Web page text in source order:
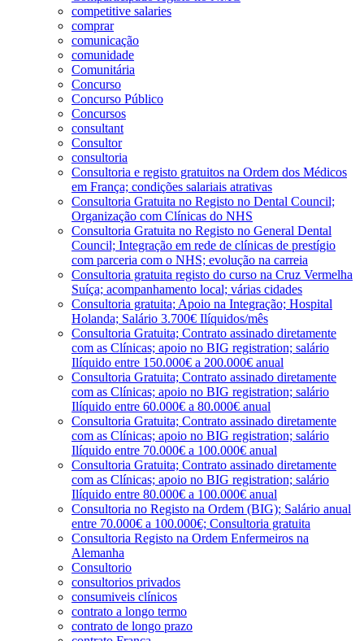
competitive salaries
comprar
comunicação
comunidade
Comunitária
Concurso
Concurso Público
Concursos
consultant
Consultor
consultoria
Consultoria e registo gratuitos na Ordem dos Médicos
em França; condições salariais atrativas
Consultoria Gratuita no Registo no Dental Council;
Organização com Clínicas do NHS
Consultoria Gratuita no Registo no General Dental
Council; Integração em rede de clínicas de prestígio
com parceria com o NHS; evolução na carreia
Consultoria gratuita registo do curso na Cruz Vermelha
Suíça; acompanhamento local; várias cidades
Consultoria gratuita; Apoio na Integração; Hospital
Holanda; Salário 3.700€ Ilíquidos/mês
Consultoria Gratuita; Contrato assinado diretamente
com as Clínicas; apoio no BIG registration; salário
Ilíquido entre 150.000€ a 200.000€ anual
Consultoria Gratuita; Contrato assinado diretamente
com as Clínicas; apoio no BIG registration; salário
Ilíquido entre 60.000€ a 80.000€ anual
Consultoria Gratuita; Contrato assinado diretamente
com as Clínicas; apoio no BIG registration; salário
Ilíquido entre 70.000€ a 100.000€ anual
Consultoria Gratuita; Contrato assinado diretamente
com as Clínicas; apoio no BIG registration; salário
Ilíquido entre 80.000€ a 100.000€ anual
Consultoria no Registo na Ordem (BIG); Salário anual
entre 70.000€ a 100.000€; Consultoria gratuita
Consultoria Registo na Ordem Enfermeiros na
Alemanha
Consultorio
consultorios privados
consumiveis clínicos
contrato a longo termo
contrato de longo prazo